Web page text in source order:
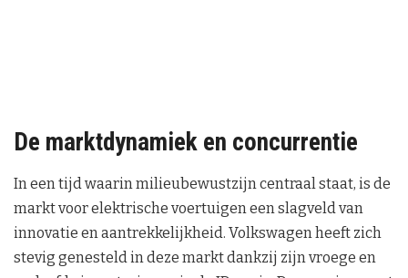
De marktdynamiek en concurrentie
In een tijd waarin milieubewustzijn centraal staat, is de
markt voor elektrische voertuigen een slagveld van
innovatie en aantrekkelijkheid. Volkswagen heeft zich
stevig genesteld in deze markt dankzij zijn vroege en